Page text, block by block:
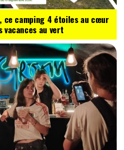
ce camping 4 étoiles au cœur
vacances au vert